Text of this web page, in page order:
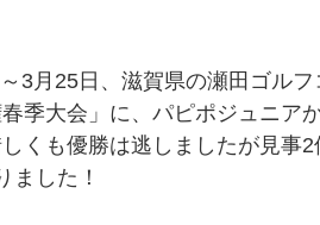
3月25日、滋賀県の瀬田ゴル
季大会」に、パピポジュニア
くも優勝は逃しましたが見事
ました！